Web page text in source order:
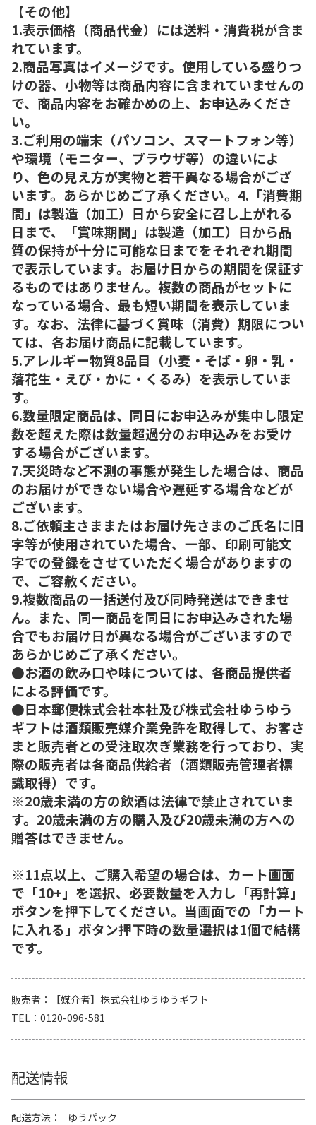
【その他】
1.表示価格（商品代金）には送料・消費税が含ま
れています。
2.商品写真はイメージです。使用している盛りつ
けの器、小物等は商品内容に含まれていませんの
で、商品内容をお確かめの上、お申込みくださ
い。
3.ご利用の端末（パソコン、スマートフォン等）
や環境（モニター、ブラウザ等）の違いによ
り、色の見え方が実物と若干異なる場合がござ
います。あらかじめご了承ください。4.「消費期
間」は製造（加工）日から安全に召し上がれる
日まで、「賞味期間」は製造（加工）日から品
質の保持が十分に可能な日までをそれぞれ期間
で表示しています。お届け日からの期間を保証す
るものではありません。複数の商品がセットに
なっている場合、最も短い期間を表示していま
す。なお、法律に基づく賞味（消費）期限につい
ては、各お届け商品に記載しています。
5.アレルギー物質8品目（小麦・そば・卵・乳・
落花生・えび・かに・くるみ）を表示していま
す。
6.数量限定商品は、同日にお申込みが集中し限定
数を超えた際は数量超過分のお申込みをお受け
する場合がございます。
7.天災時など不測の事態が発生した場合は、商品
のお届けができない場合や遅延する場合などが
ございます。
8.ご依頼主さままたはお届け先さまのご氏名に旧
字等が使用されていた場合、一部、印刷可能文
字での登録をさせていただく場合がありますの
で、ご容赦ください。
9.複数商品の一括送付及び同時発送はできませ
ん。また、同一商品を同日にお申込みされた場
合でもお届け日が異なる場合がございますので
あらかじめご了承ください。
●お酒の飲み口や味については、各商品提供者
による評価です。
●日本郵便株式会社本社及び株式会社ゆうゆう
ギフトは酒類販売媒介業免許を取得して、お客さ
まと販売者との受注取次ぎ業務を行っており、実
際の販売者は各商品供給者（酒類販売管理者標
識取得）です。
※20歳未満の方の飲酒は法律で禁止されていま
す。20歳未満の方の購入及び20歳未満の方への
贈答はできません。
※11点以上、ご購入希望の場合は、カート画面
で「10+」を選択、必要数量を入力し「再計算」
ボタンを押下してください。当画面での「カート
に入れる」ボタン押下時の数量選択は1個で結構
です。
販売者
【媒介者】株式会社ゆうゆうギフト
TEL
0120-096-581
配送情報
配送方法
ゆうパック